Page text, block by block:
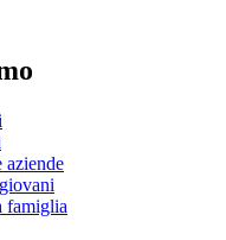
aziende
famiglia